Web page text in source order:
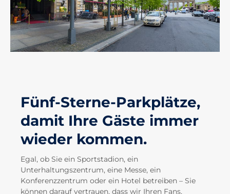
Fünf-Sterne-Parkplätze,
damit Ihre Gäste immer
wieder kommen.
Egal, ob Sie ein Sportstadion, ein
Unterhaltungszentrum, eine Messe, ein
Konferenzzentrum oder ein Hotel betreiben – Sie
können darauf vertrauen, dass wir Ihren Fans,